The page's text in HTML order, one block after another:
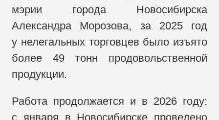
мэрии города Новосибирска
Александра Морозова, за 2025 год
у нелегальных торговцев было изъято
более 49 тонн продовольственной
продукции.
Работа продолжается и в 2026 году:
с января в Новосибирске проведено